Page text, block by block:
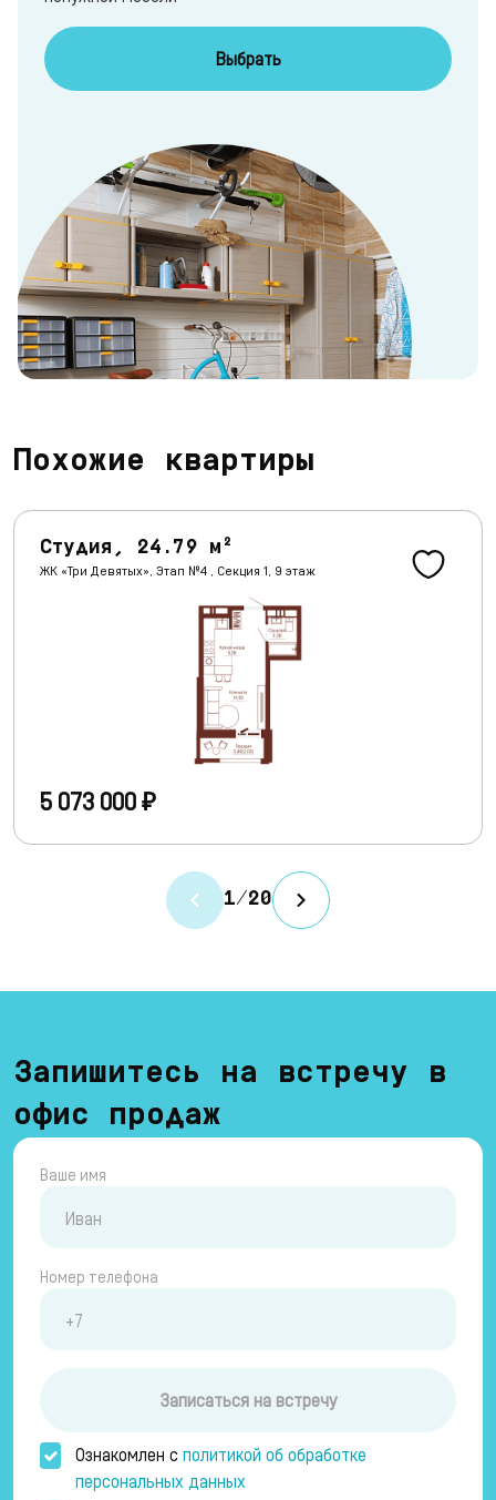
Выбрать
Похожие квартиры
1/20
Студия, 24.79 м²
ЖК «Три Девятых», Этап №4 , Секция 1, 9 этаж
5 073 000 ₽
Запишитесь на встречу в
офис продаж
Ваше имя
Номер телефона
Записаться на встречу
Ознакомлен сполитикой об обработке
персональных данных